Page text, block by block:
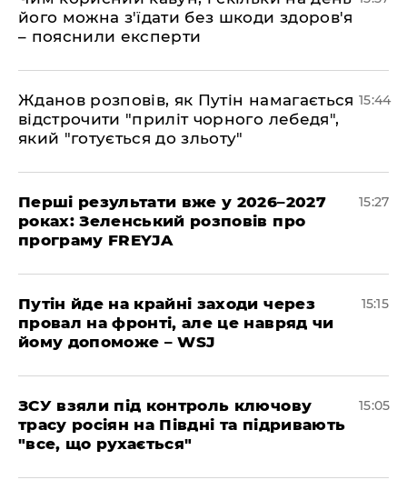
його можна з'їдати без шкоди здоров'я
– пояснили експерти
Жданов розповів, як Путін намагається
відстрочити "приліт чорного лебедя",
який "готується до зльоту"
15:44
Перші результати вже у 2026–2027
роках: Зеленський розповів про
програму FREYJA
15:27
Путін йде на крайні заходи через
провал на фронті, але це навряд чи
йому допоможе – WSJ
15:15
ЗСУ взяли під контроль ключову
трасу росіян на Півдні та підривають
"все, що рухається"
15:05